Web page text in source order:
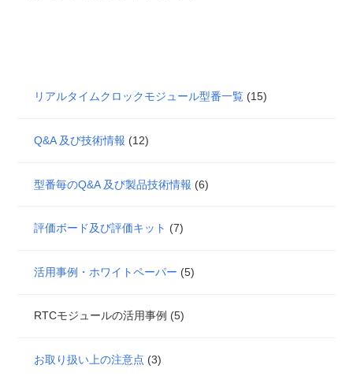
リアルタイムクロックモジュール型番一覧 (15)
Q&A 及び技術情報 (12)
型番毎のQ&A 及び製品技術情報 (6)
評価ボード及び評価キット (7)
活用事例・ホワイトペーパー (5)
RTCモジュールの活用事例 (5)
お取り扱い上の注意点 (3)